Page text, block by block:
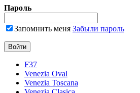
Пароль
Запомнить меня Забыли пароль
F37
Venezia Oval
Venezia Toscana